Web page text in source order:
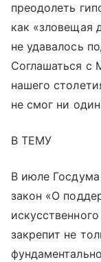
преодолеть
как «зловещая
не удавалось
Соглашаться с
нашего
не смог ни
В ТЕМУ
В июле
закон «О
закрепит не